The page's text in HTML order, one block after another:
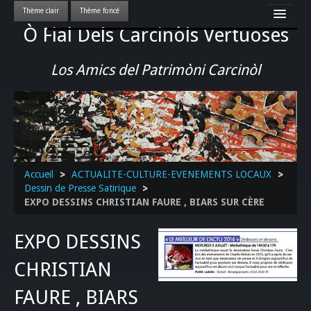
Ò Fial Dels Carcinòls Vertuoses
Los Amics del Patrimòni Carcinòl
Accueil
LES QUERCYNOIS & LEUR CULTURE
PATRIMOINE
GASTRONOMIE
ACTUALITE-CULTURE-EVENEMENTS LOCAUX
>>
Accueil > ACTUALITE-CULTURE-EVENEMENTS LOCAUX
>
Dessin de Presse Satirique
>
EXPO DESSINS CHRISTIAN FAURE , BIARS SUR CÈRE
EXPO DESSINS
CHRISTIAN
FAURE , BIARS